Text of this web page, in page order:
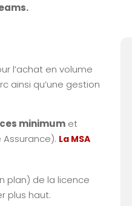
l’achat en volume
ainsi qu’une gestion
minimum et
Assurance). La MSA
plan) de la licence
plus haut.